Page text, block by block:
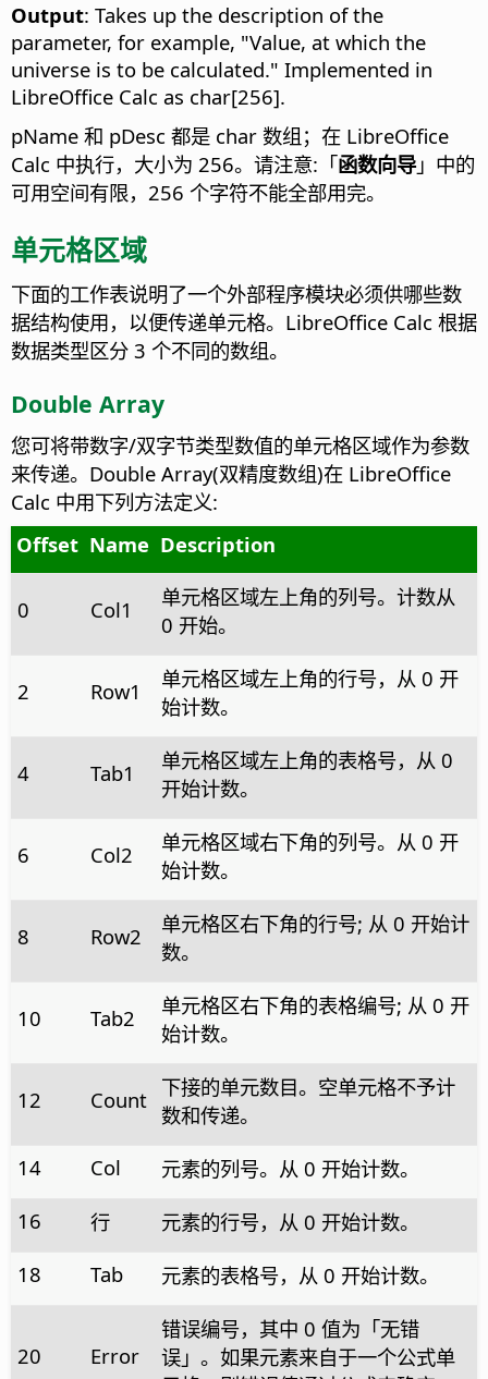
Output: Takes up the description of the
parameter, for example, "Value, at which the
universe is to be calculated." Implemented in
LibreOffice Calc as char[256].
pName 和 pDesc 都是 char 数组；在 LibreOffice
Calc 中执行，大小为 256。请注意:「函数向导 」中的
可用空间有限，256 个字符不能全部用完。
单元格区域
下面的工作表说明了一个外部程序模块必须供哪些数
据结构使用，以便传递单元格。LibreOffice Calc 根据
数据类型区分 3 个不同的数组。
Double Array
您可将带数字/双字节类型数值的单元格区域作为参数
来传递。Double Array(双精度数组)在 LibreOffice
Calc 中用下列方法定义:
Offset Name Description
0 Col1
单元格区域左上角的列号。计数从
0 开始。
2 Row1
单元格区域左上角的行号，从 0 开
始计数。
4 Tab1
单元格区域左上角的表格号，从 0
开始计数。
6 Col2
单元格区域右下角的列号。从 0 开
始计数。
8 Row2
单元格区右下角的行号; 从 0 开始计
数。
10 Tab2
单元格区右下角的表格编号; 从 0 开
始计数。
12 Count 下接的单元数目。空单元格不予计
数和传递。
14
Col
元素的列号。从 0 开始计数。
16
行
元素的行号，从 0 开始计数。
18
Tab 元素的表格号，从 0 开始计数。
20 Error
错误编号，其中 0 值为「无错
误」。如果元素来自于一个公式单